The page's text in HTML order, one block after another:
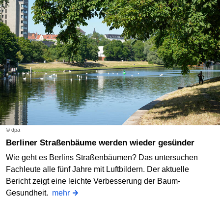
© dpa
Berliner Straßenbäume werden wieder gesünder
Wie geht es Berlins Straßenbäumen? Das untersuchen
Fachleute alle fünf Jahre mit Luftbildern. Der aktuelle
Bericht zeigt eine leichte Verbesserung der Baum-
Gesundheit. mehr